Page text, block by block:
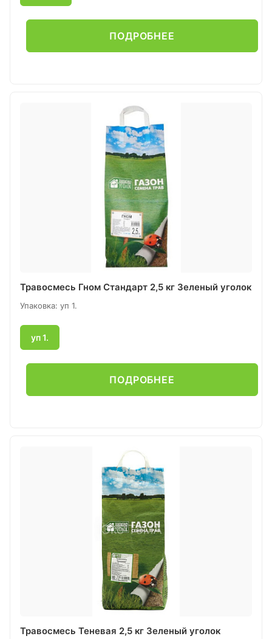
ПОДРОБНЕЕ
Травосмесь Гном Стандарт 2,5 кг Зеленый уголок
Упаковка: уп 1.
уп 1.
ПОДРОБНЕЕ
Травосмесь Теневая 2,5 кг Зеленый уголок